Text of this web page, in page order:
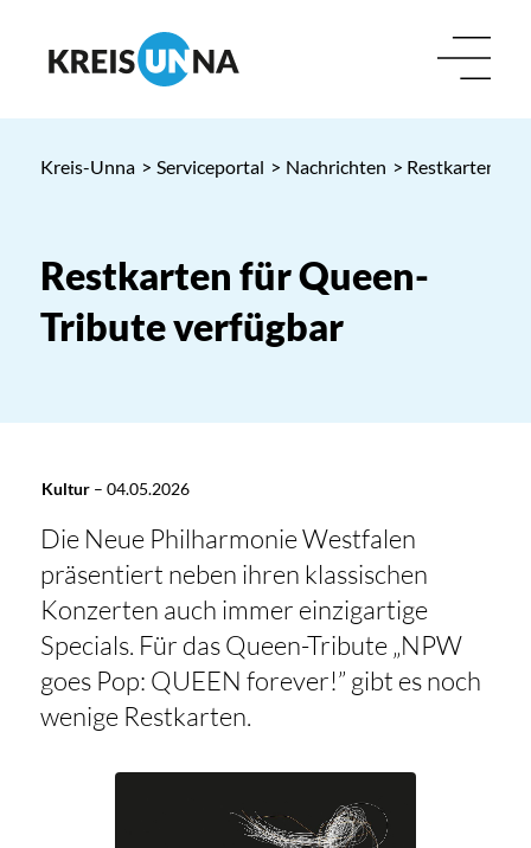
Kreis-Unna > Serviceportal > Nachrichten > Restkarten
Restkarten für Queen-
Tribute verfügbar
Kultur– 04.05.2026
Die Neue Philharmonie Westfalen
präsentiert neben ihren klassischen
Konzerten auch immer einzigartige
Specials. Für das Queen-Tribute „NPW
goes Pop: QUEEN forever!” gibt es noch
wenige Restkarten.